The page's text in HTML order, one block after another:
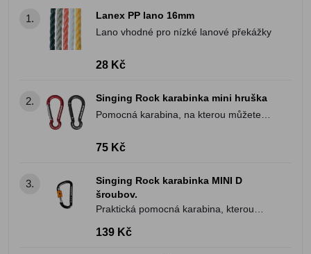
1.
Lanex PP lano 16mm
Lano vhodné pro nízké lanové překážky
28 Kč
2.
Singing Rock karabinka mini hruška
Pomocná karabina, na kterou můžete
75 Kč
3.
Singing Rock karabinka MINI D
šroubov.
Praktická pomocná karabina, kterou
oceníš jak při lezení nebo při práci ve
139 Kč